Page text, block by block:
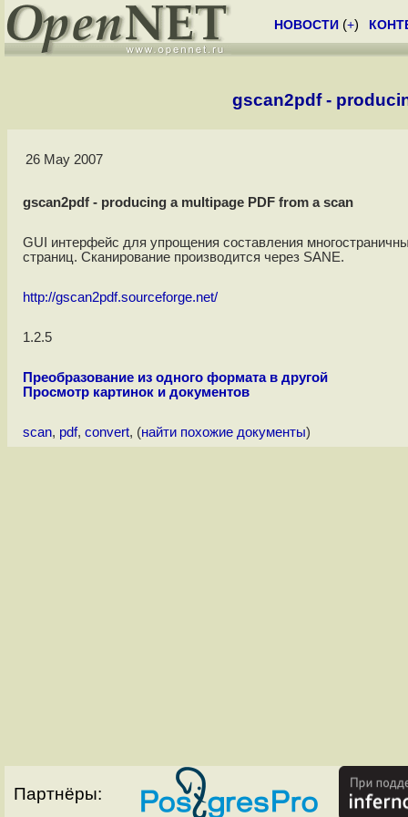
НОВОСТИ (+)
gscan2pdf -
26 May 2007
gscan2pdf - producing a multipage PDF from a scan
GUI интерфейс для упрощения составления
страниц. Сканирование производится через SANE.
http://gscan2pdf.sourceforge.net/
1.2.5
Преобразование из одного формата в другой
Просмотр картинок и документов
scan, pdf, convert, (найти похожие документы)
Партнёры: